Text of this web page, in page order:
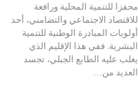
محفزا للتنمية المحلية ورافعة
للاقتصاد الاجتماعي والتضامني، أحد
أولويات المبادرة الوطنية للتنمية
البشرية. ففي هذا الإقليم الذي
يغلب عليه الطابع الجبلي، تجسد
العديد من…